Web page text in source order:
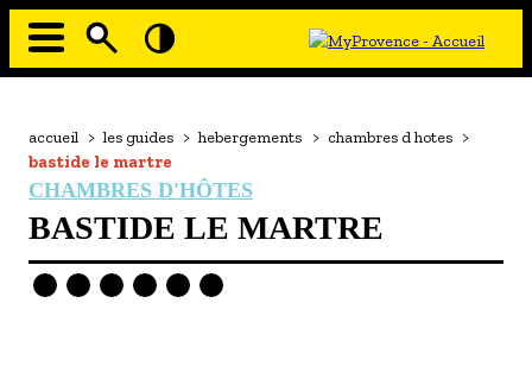
Aller
principale
À MOI LA CULTURE
AU GRAND AIR
PASSEZ À TABLE
SOUS TOUTES LES COUTUMES
Fil
d'Ariane
accueil > les guides > hebergements > chambres d hotes >
bastide le martre
CHAMBRES D'HÔTES
BASTIDE LE MARTRE